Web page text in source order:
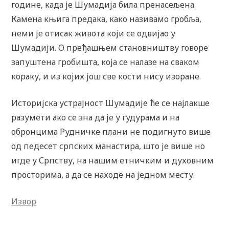
године, када је Шумадија била пренасељена.
Камена књига предака, како називамо гробља,
неми је отисак живота који се одвијао у
Шумадији. О пређашњем становништву говоре
запуштена гробишта, која се налазе на сваком
кораку, и из којих још све кости нису изоране.
Историјска устрајност Шумадије ће се најлакше
разумети ако се зна да је у гудурама и на
обронцима Рудничке плани не подигнуто више
од педесет српских манастира, што је више но
игде у Српству, на нашим етничким и духовним
просторима, а да се находе на једном месту.
Извор